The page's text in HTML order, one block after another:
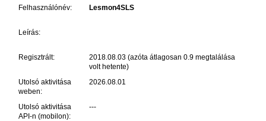
Felhasználónév: Lesmon4SLS
Leírás:
Regisztrált:
2018.08.03 (azóta átlagosan 0.9 megtalálása
volt hetente)
Utolsó aktivitása
weben:
2026.08.01
Utolsó aktivitása
API-n (mobilon):
---